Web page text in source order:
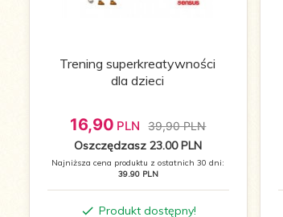
Trening superkreatywności
dla dzieci
Produkt dostępny!
16,90 PLN 39,90 PLN
Oszczędzasz 23.00 PLN
Najniższa cena produktu z ostatnich 30 dni:
39.90 PLN